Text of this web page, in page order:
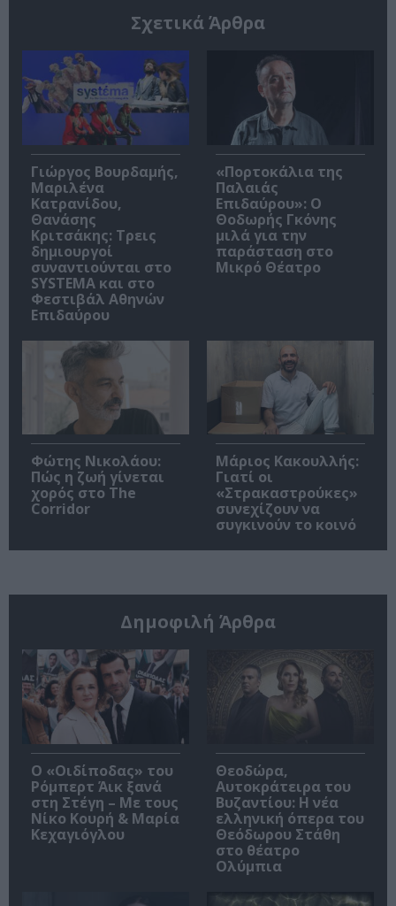
Σχετικά Άρθρα
Γιώργος Βουρδαμής,
Μαριλένα
Κατρανίδου,
Θανάσης
Κριτσάκης: Τρεις
δημιουργοί
συναντιούνται στο
SYSTEMA και στο
Φεστιβάλ Αθηνών
Επιδαύρου
«Πορτοκάλια της
Παλαιάς
Επιδαύρου»: Ο
Θοδωρής Γκόνης
μιλά για την
παράσταση στο
Μικρό Θέατρο
Φώτης Νικολάου:
Πώς η ζωή γίνεται
χορός στο The
Corridor
Μάριος Κακουλλής:
Γιατί οι
«Στρακαστρούκες»
συνεχίζουν να
συγκινούν το κοινό
Δημοφιλή Άρθρα
O «Οιδίποδας» του
Ρόμπερτ Άικ ξανά
στη Στέγη – Με τους
Νίκο Κουρή & Μαρία
Κεχαγιόγλου
Θεοδώρα,
Αυτοκράτειρα του
Βυζαντίου: Η νέα
ελληνική όπερα του
Θεόδωρου Στάθη
στο θέατρο
Ολύμπια